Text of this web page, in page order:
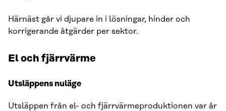
Härnäst går vi djupare in i lösningar, hinder och
korrigerande åtgärder per sektor.
El och fjärrvärme
Utsläppens nuläge
Utsläppen från el- och fjärrvärmeproduktionen var år